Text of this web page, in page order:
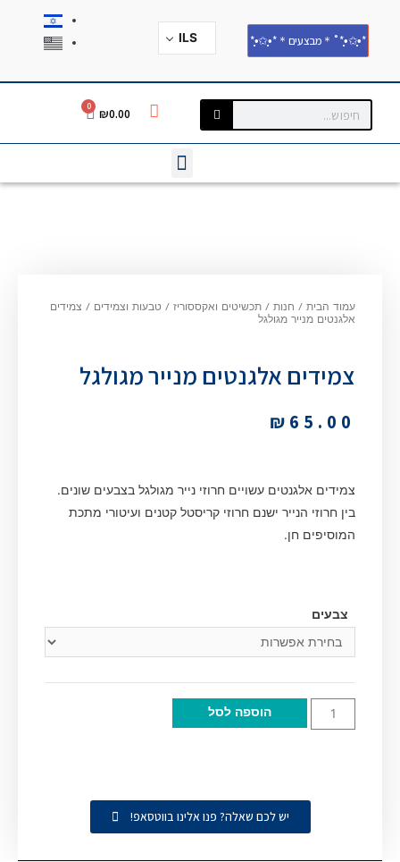
*•̩̩͙✩•̩̩͙*˚＊מבצעים＊*•̩̩͙✩•̩̩͙* ILS
₪0.00
0
עמוד הבית / חנות / תכשיטים ואקססוריז / טבעות וצמידים / צמידים
אלגנטים מנייר מגולגל
צמידים אלגנטים מנייר מגולגל
₪ 65.00
צמידים אלגנטים עשויים חרוזי נייר מגולגל בצבעים שונים.
בין חרוזי הנייר ישנם חרוזי קריסטל קטנים ועיטורי מתכת
המוסיפים חן.
צבעים
הוספה לסל
יש לכם שאלה? פנו אלינו בווטסאפ!